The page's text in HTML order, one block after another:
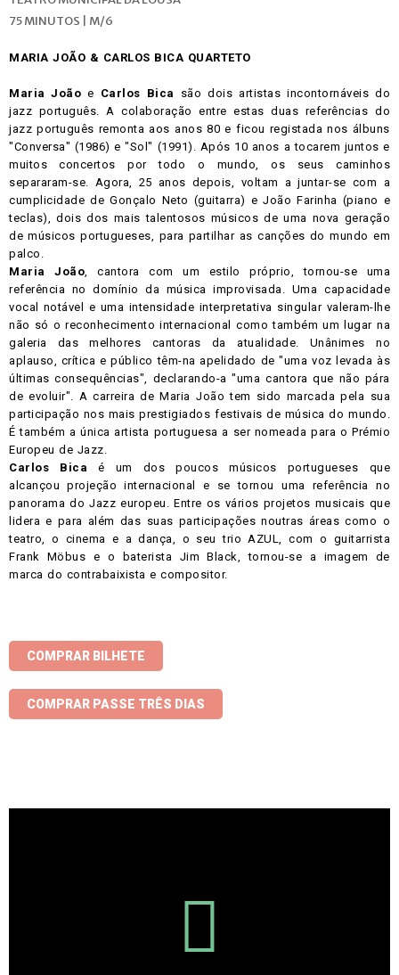
75 MINUTOS | M/6
MARIA JOÃO & CARLOS BICA QUARTETO
Maria João e Carlos Bica
são dois artistas incontornáveis do
jazz português. A colaboração entre estas duas referências do
jazz português remonta aos anos 80 e ficou registada nos álbuns
"Conversa" (1986) e "Sol" (1991). Após 10 anos a tocarem juntos e
muitos concertos por todo o mundo, os seus caminhos
separaram-se. Agora, 25 anos depois, voltam a juntar-se com a
cumplicidade de Gonçalo Neto (guitarra) e João Farinha (piano e
teclas), dois dos mais talentosos músicos de uma nova geração
de músicos portugueses, para partilhar as canções do mundo em
palco.
Maria João, cantora com um estilo próprio, tornou-se uma
referência no domínio da música improvisada. Uma capacidade
vocal notável e uma intensidade interpretativa singular valeram-lhe
não só o reconhecimento internacional como também um lugar na
galeria das melhores cantoras da atualidade. Unânimes no
aplauso, crítica e público têm-na apelidado de "uma voz levada às
últimas consequências", declarando-a "uma cantora que não pára
de evoluir". A carreira de Maria João tem sido marcada pela sua
participação nos mais prestigiados festivais de música do mundo.
É também a única artista portuguesa a ser nomeada para o Prémio
Europeu de Jazz.
Carlos Bica é um dos poucos músicos portugueses que
alcançou projeção internacional e se tornou uma referência no
panorama do Jazz europeu. Entre os vários projetos musicais que
lidera e para além das suas participações noutras áreas como o
teatro, o cinema e a dança, o seu trio AZUL, com o guitarrista
Frank Möbus e o baterista Jim Black, tornou-se a imagem de
marca do contrabaixista e compositor.
COMPRAR BILHETE
COMPRAR PASSE TRÊS DIAS